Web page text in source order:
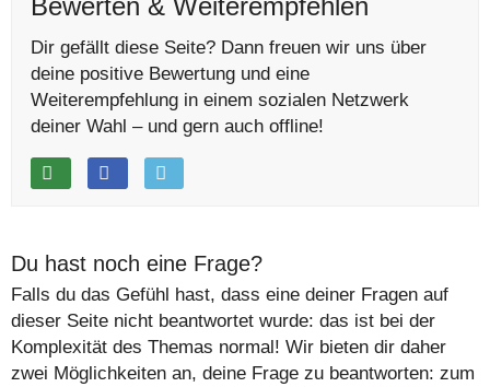
Bewerten & Weiterempfehlen
Dir gefällt diese Seite? Dann freuen wir uns über
deine positive Bewertung und eine
Weiterempfehlung in einem sozialen Netzwerk
deiner Wahl – und gern auch offline!
Du hast noch eine Frage?
Falls du das Gefühl hast, dass eine deiner Fragen auf
dieser Seite nicht beantwortet wurde: das ist bei der
Komplexität des Themas normal! Wir bieten dir daher
zwei Möglichkeiten an, deine Frage zu beantworten: zum